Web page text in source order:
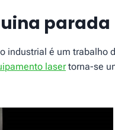
parada
industrial é um trabalho
lasertorna-se